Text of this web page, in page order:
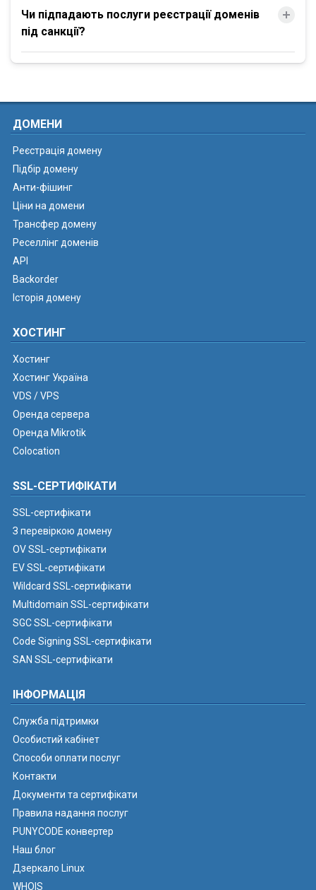
Чи підпадають послуги реєстрації доменів
під санкції?
ДОМЕНИ
Реєстрація домену
Підбір домену
Анти-фішинг
Ціни на домени
Трансфер домену
Реселлінг доменів
API
Backorder
Історія домену
ХОСТИНГ
Хостинг
Хостинг Україна
VDS / VPS
Оренда сервера
Оренда Mikrotik
Colocation
SSL-СЕРТИФІКАТИ
SSL-сертифікати
З перевіркою домену
OV SSL-сертифікати
EV SSL-сертифікати
Wildcard SSL-сертифікати
Multidomain SSL-сертифікати
SGC SSL-сертифікати
Code Signing SSL-сертифікати
SAN SSL-сертифікати
ІНФОРМАЦІЯ
Служба підтримки
Особистий кабінет
Способи оплати послуг
Контакти
Документи та сертифікати
Правила надання послуг
PUNYCODE конвертер
Наш блог
Дзеркало Linux
WHOIS